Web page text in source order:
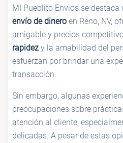
MI Pueblito Envios se destaca
envío de dinero en Reno, NV,
amigable y precios
rapidez y la amabilidad del
esfuerzan por brindar una
transacción.
Sin embargo, algunas
preocupaciones sobre
atención al cliente,
delicadas. A pesar de estas